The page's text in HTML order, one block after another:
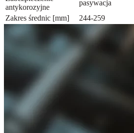
antykorozyjne
pasywacja
Zakres średnic [mm]
244-259